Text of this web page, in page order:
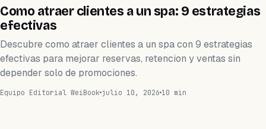
ESTÉTICA
Como atraer clientes a un spa: 9 estrategias
efectivas
Descubre como atraer clientes a un spa con 9 estrategias
efectivas para mejorar reservas, retencion y ventas sin
depender solo de promociones.
Equipo Editorial WeiBook julio 10, 2026 10 min